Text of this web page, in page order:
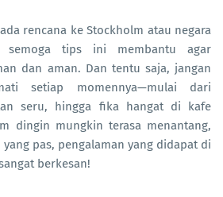
rencana ke Stockholm atau negara
semoga tips ini membantu agar
dan aman. Dan tentu saja, jangan
setiap momennya—mulai dari
seru, hingga fika hangat di kafe
dingin mungkin terasa menantang,
pas, pengalaman yang didapat di
berkesan!